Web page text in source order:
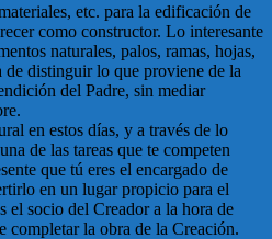
etc. para la edificación de
como constructor. Lo interesante
naturales, palos, ramas, hojas,
de distinguir lo que proviene de la
del Padre, sin mediar
en estos días, y a través de lo
de las tareas que te competen
que tú eres el encargado de
en un lugar propicio para el
el socio del Creador a la hora de
completar la obra de la Creación.